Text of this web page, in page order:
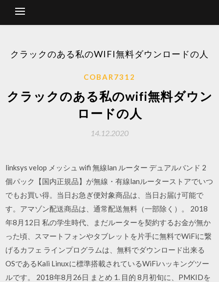
クラックのある私のWIFI無料ダウンロードの人
COBAR7312
クラックのある私のwifi無料ダウン
ロードの人
14.12.2020
linksys velop メッシュ wifi 無線lan ルーター デュアルバンド 2
個パック【国内正規品】が無線・有線lanルーターストアでいつ
でもお買い得。当日お急ぎ便対象商品は、当日お届け可能で
す。アマゾン配送商品は、通常配送無料（一部除く）。 2018
年8月12日 私の学生時代、まだルーターを契約するお金が無か
った頃、スマートフォンやタブレットを片手に無料でWiFiに繋
げるカフェ ラインプログラムは、無料でダウンロード出来る
OSであるKali Linuxに標準搭載されているWiFiハッキングツー
ルです。 2018年8月26日 まとめ 1. 目的 8月初旬に、PMKIDを